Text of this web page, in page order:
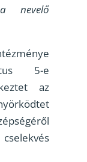
nevelő
5-e
az